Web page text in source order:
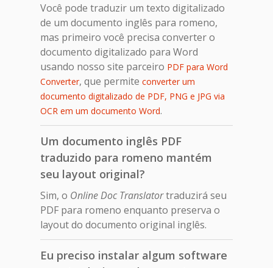
Você pode traduzir um texto digitalizado
de um documento inglês para romeno,
mas primeiro você precisa converter o
documento digitalizado para Word
usando nosso site parceiro PDF para Word
Converter, que permite converter um
documento digitalizado de PDF, PNG e JPG via
OCR em um documento Word.
Um documento inglês PDF
traduzido para romeno mantém
seu layout original?
Sim, o Online Doc Translatortraduzirá seu
PDF para romeno enquanto preserva o
layout do documento original inglês.
Eu preciso instalar algum software